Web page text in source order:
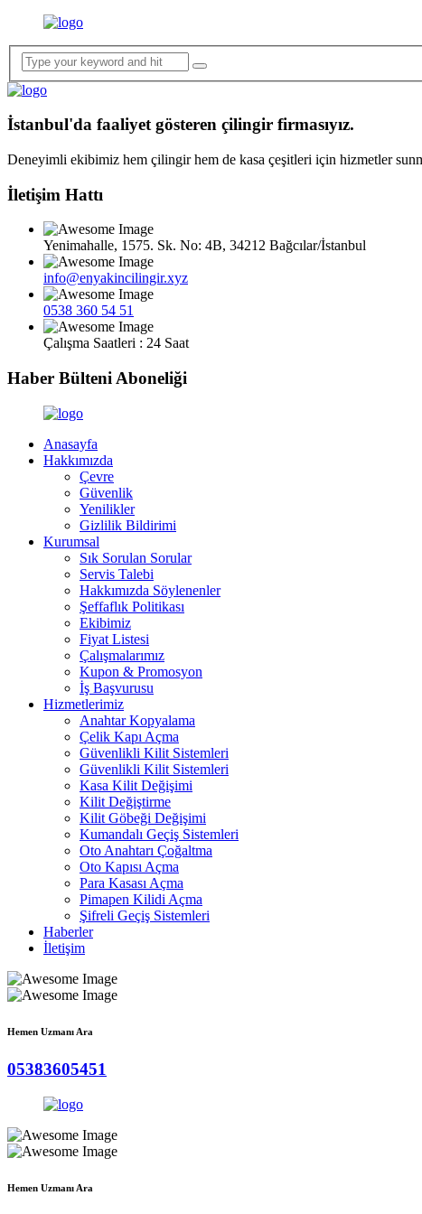
İstanbul'da faaliyet gösteren çilingir firmasıyız.
Deneyimli ekibimiz hem çilingir hem de kasa çeşitleri için hizmetler
İletişim Hattı
Yenimahalle, 1575. Sk. No: 4B, 34212 Bağcılar/İstanbul
info@enyakincilingir.xyz
0538 360 54 51
Çalışma Saatleri : 24 Saat
Haber Bülteni Aboneliği
Anasayfa
Hakkımızda
Çevre
Güvenlik
Yenilikler
Gizlilik Bildirimi
Kurumsal
Sık Sorulan Sorular
Servis Talebi
Hakkımızda Söylenenler
Şeffaflık Politikası
Ekibimiz
Fiyat Listesi
Çalışmalarımız
Kupon & Promosyon
İş Başvurusu
Hizmetlerimiz
Anahtar Kopyalama
Çelik Kapı Açma
Güvenlikli Kilit Sistemleri
Güvenlikli Kilit Sistemleri
Kasa Kilit Değişimi
Kilit Değiştirme
Kilit Göbeği Değişimi
Kumandalı Geçiş Sistemleri
Oto Anahtarı Çoğaltma
Oto Kapısı Açma
Para Kasası Açma
Pimapen Kilidi Açma
Şifreli Geçiş Sistemleri
Haberler
İletişim
Hemen Uzmanı Ara
05383605451
Hemen Uzmanı Ara